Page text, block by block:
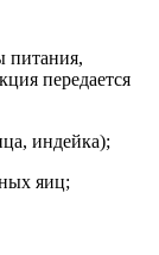
питания,
передается
индейка);
яиц;